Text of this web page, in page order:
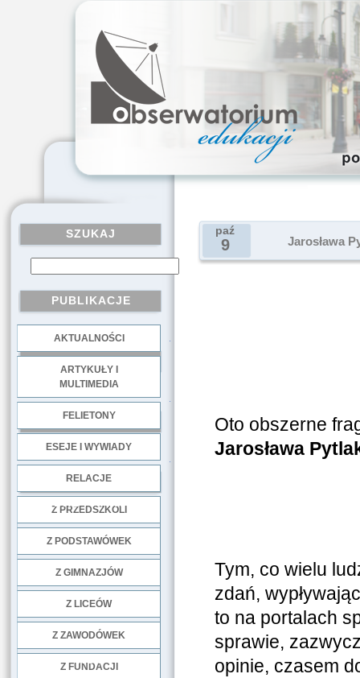
SZUKAJ
PUBLIKACJE
AKTUALNOŚCI
ARTYKUŁY I
MULTIMEDIA
FELIETONY
ESEJE I WYWIADY
RELACJE
Z PRZEDSZKOLI
Z PODSTAWÓWEK
Z GIMNAZJÓW
Z LICEÓW
Z ZAWODÓWEK
Z FUNDACJI
paź
9 Jarosława
Oto obszerne
Jarosława
Tym, co wielu
zdań,
to na portalach
sprawie,
opinie, czasem